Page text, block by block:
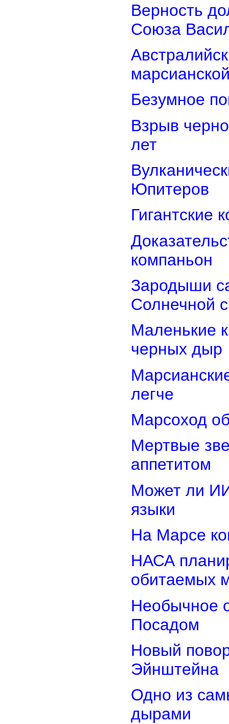
Верность
Союза
Безумное
Взрыв
лет
Юпитеров
Гигантские
компаньон
Зародыши
Солнечной
Маленькие
черных дыр
легче
Марсоход
Мертвые
аппетитом
Может ли
языки
На Марсе
НАСА
обитаемых
Необычное
Посадом
Новый
Эйнштейна
Одно из
дырами